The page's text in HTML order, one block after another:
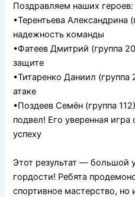
Поздравляем наших героев:
•Терентьева Александрина
надежность команды
•Фатеев Дмитрий (группа
защите
•Титаренко Даниил
атаке
•Поздеев Семён (группа
подвел! Его уверенная
успеху
Этот результат — большой
гордости! Ребята
спортивное мастерство,